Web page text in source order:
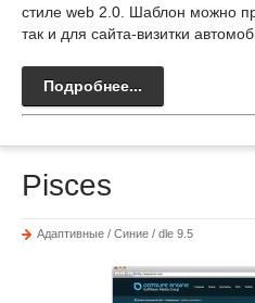
стиле web 2.0. Шаблон можно
так и для сайта-визитки
Подробнее...
Pisces
Адаптивные / Синие / dle 9.5